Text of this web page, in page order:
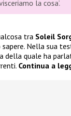
la cosa’.
tra Soleil
Nella sua
della quale ha
Continua a